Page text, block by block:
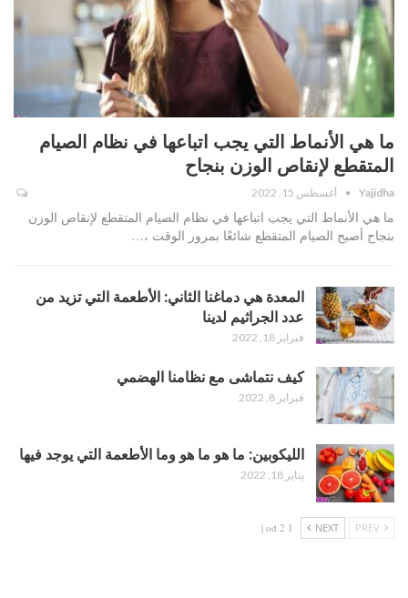
ما هي الأنماط التي يجب اتباعها في نظام الصيام
المتقطع لإنقاص الوزن بنجاح
Yajidha أغسطس 15, 2022
ما هي الأنماط التي يجب اتباعها في نظام الصيام المتقطع لإنقاص الوزن
بنجاح أصبح الصيام المتقطع شائعًا بمرور الوقت ،…
المعدة هي دماغنا الثاني: الأطعمة التي تزيد من
عدد الجراثيم لدينا
فبراير 18, 2022
كيف نتماشى مع نظامنا الهضمي
فبراير 8, 2022
الليكوبين: ما هو ما هو وما الأطعمة التي يوجد فيها
يناير 18, 2022
NEXT
1 od 2 |